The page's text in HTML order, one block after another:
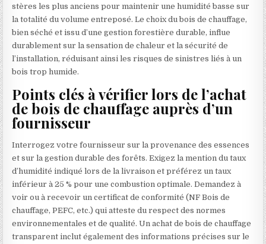
stères les plus anciens pour maintenir une humidité basse sur
la totalité du volume entreposé. Le choix du bois de chauffage,
bien séché et issu d’une gestion forestière durable, influe
durablement sur la sensation de chaleur et la sécurité de
l’installation, réduisant ainsi les risques de sinistres liés à un
bois trop humide.
Points clés à vérifier lors de l’achat
de bois de chauffage auprès d’un
fournisseur
Interrogez votre fournisseur sur la provenance des essences
et sur la gestion durable des forêts. Exigez la mention du taux
d’humidité indiqué lors de la livraison et préférez un taux
inférieur à 25 % pour une combustion optimale. Demandez à
voir ou à recevoir un certificat de conformité (NF Bois de
chauffage, PEFC, etc.) qui atteste du respect des normes
environnementales et de qualité. Un achat de bois de chauffage
transparent inclut également des informations précises sur le